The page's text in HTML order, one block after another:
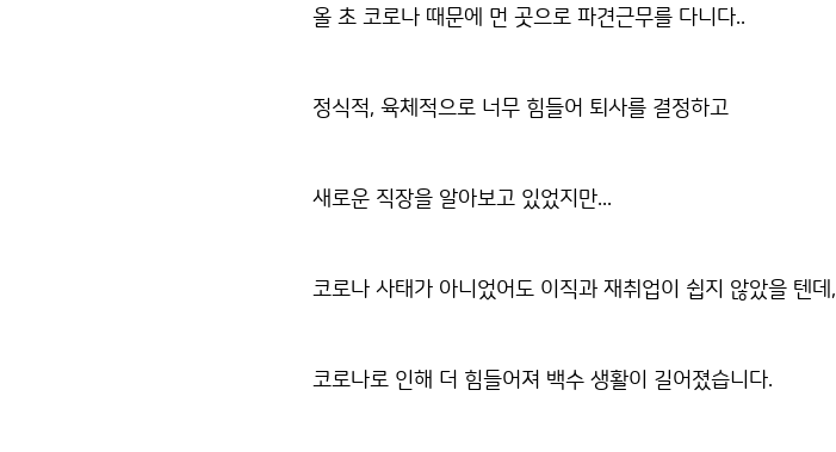
올 초 코로나 때문에 먼 곳으로 파견근무를 다니다..
정식적, 육체적으로 너무 힘들어 퇴사를 결정하고
새로운 직장을 알아보고 있었지만...
코로나 사태가 아니었어도 이직과 재취업이 쉽지 않았을 텐데,
코로나로 인해 더 힘들어져 백수 생활이 길어졌습니다.